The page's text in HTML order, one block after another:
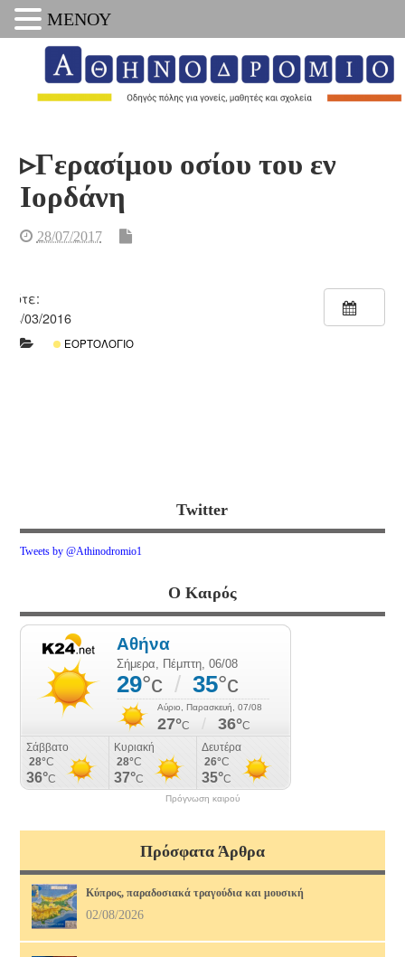
▹Γερασίμου οσίου του εν
Ιορδάνη
28/07/2017
Πότε:
04/03/2016
ΕΟΡΤΟΛΌΓΙΟ
Twitter
Tweets by @Athinodromio1
Ο Καιρός
Πρόγνωση καιρού
Πρόσφατα Άρθρα
Κύπρος, παραδοσιακά τραγούδια και μουσική
02/08/2026
ΜΕΝΟΥ